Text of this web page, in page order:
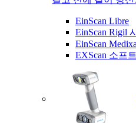
EinScan Libre
EinScan Rigil
EinScan Medixa
EXScan 소프